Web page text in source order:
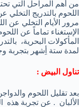
من أهم المراحل التي
اللحوم بالتدريج
مرور الأيام التخلي عن
الإستغناء تماماً عن
المأكولات البحرية،
لمدة ستة أِشهر بتجربة
تناول البيض :
بعد تقليل اللحوم
الألبان . عن تجربة